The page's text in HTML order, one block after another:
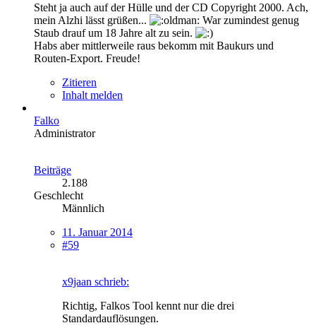
Steht ja auch auf der Hülle und der CD Copyright 2000. Ach,
mein Alzhi lässt grüßen...
War zumindest genug
Staub drauf um 18 Jahre alt zu sein.
Habs aber mittlerweile raus bekomm mit Baukurs und
Routen-Export. Freude!
Zitieren
Inhalt melden
Falko
Administrator
Beiträge
2.188
Geschlecht
Männlich
11. Januar 2014
#59
x9jaan schrieb:
Richtig, Falkos Tool kennt nur die drei
Standardauflösungen.